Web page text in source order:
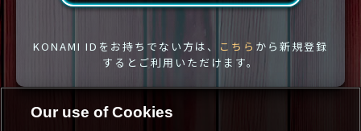
KONAMI IDをお持ちでない方は、 こちら から新規登録
するとご利用いただけます。
Our use of Cookies